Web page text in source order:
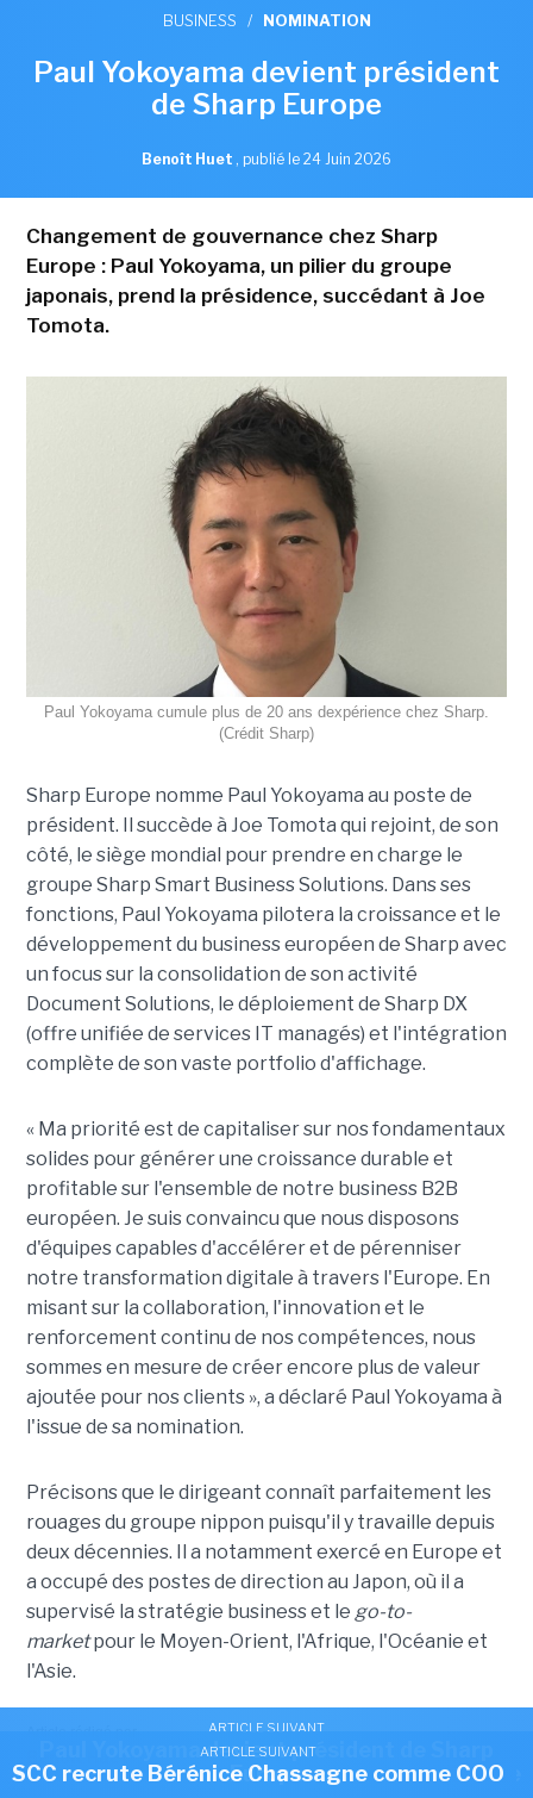
ARTICLE SUIVANT
Marc Royer confirmé à la tête de NetApp France
ARTICLE SUIVANT
Paul Yokoyama devient président de Sharp
Europe
BUSINESS / NOMINATION
Paul Yokoyama devient président
de Sharp Europe
Benoît Huet , publié le 24 Juin 2026
Changement de gouvernance chez Sharp
Europe : Paul Yokoyama, un pilier du groupe
japonais, prend la présidence, succédant à Joe
Tomota.
Paul Yokoyama cumule plus de 20 ans dexpérience chez Sharp.
(Crédit Sharp)
Sharp Europe nomme Paul Yokoyama au poste de
président. Il succède à Joe Tomota qui rejoint, de son
côté, le siège mondial pour prendre en charge le
groupe Sharp Smart Business Solutions. Dans ses
fonctions, Paul Yokoyama pilotera la croissance et le
développement du business européen de Sharp avec
un focus sur la consolidation de son activité
Document Solutions, le déploiement de Sharp DX
(offre unifiée de services IT managés) et l'intégration
complète de son vaste portfolio d'affichage.
« Ma priorité est de capitaliser sur nos fondamentaux
solides pour générer une croissance durable et
profitable sur l'ensemble de notre business B2B
européen. Je suis convaincu que nous disposons
d'équipes capables d'accélérer et de pérenniser
notre transformation digitale à travers l'Europe. En
misant sur la collaboration, l'innovation et le
renforcement continu de nos compétences, nous
sommes en mesure de créer encore plus de valeur
ajoutée pour nos clients », a déclaré Paul Yokoyama à
l'issue de sa nomination.
Précisons que le dirigeant connaît parfaitement les
rouages du groupe nippon puisqu'il y travaille depuis
deux décennies. Il a notamment exercé en Europe et
a occupé des postes de direction au Japon, où il a
supervisé la stratégie business et le go-to-
marketpour le Moyen-Orient, l'Afrique, l'Océanie et
l'Asie.
ARTICLE SUIVANT
SCC recrute Bérénice Chassagne comme COO